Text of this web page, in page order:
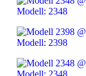
Modell: 2348
Modell: 2398